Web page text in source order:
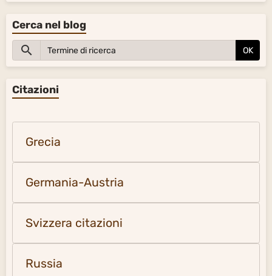
Cerca nel blog
OK
Citazioni
Grecia
Germania-Austria
Svizzera citazioni
Russia